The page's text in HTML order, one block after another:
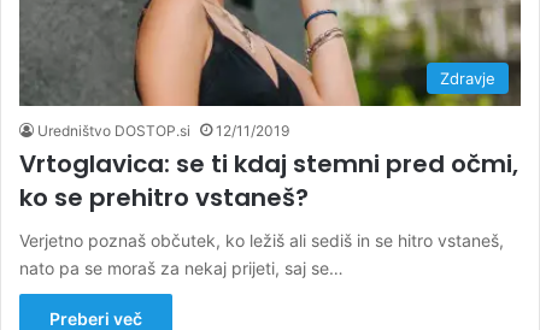
Zdravje
Uredništvo DOSTOP.si 12/11/2019
Vrtoglavica: se ti kdaj stemni pred očmi,
ko se prehitro vstaneš?
Verjetno poznaš občutek, ko ležiš ali sediš in se hitro vstaneš,
nato pa se moraš za nekaj prijeti, saj se…
Preberi več